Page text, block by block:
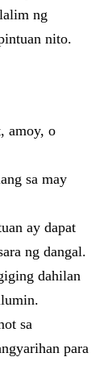
ng
nito.
amoy, o
sa may
ay dapat
ng dangal.
dahilan
sa
para